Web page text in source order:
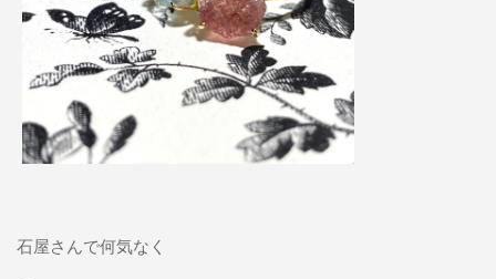
石屋さんで何気なく